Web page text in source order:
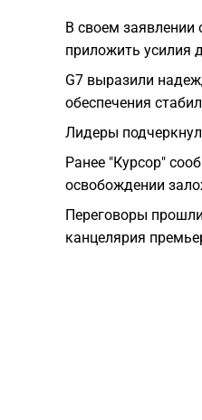
В своем заявлении
приложить усилия
G7 выразили
обеспечения
Лидеры
Ранее "Курсор"
освобождении
Переговоры
канцелярия